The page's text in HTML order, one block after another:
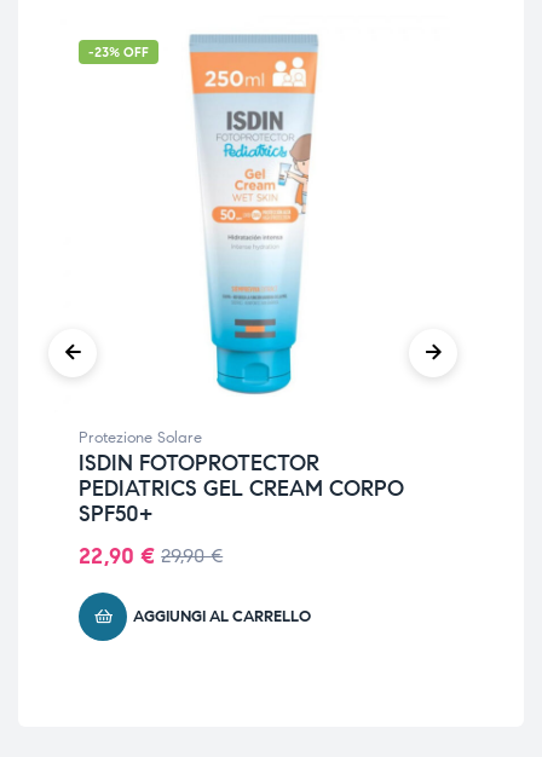
-23% OFF
Protezione Solare
ISDIN FOTOPROTECTOR
PEDIATRICS GEL CREAM CORPO
SPF50+
29,90€
22,90 €
AGGIUNGI AL CARRELLO